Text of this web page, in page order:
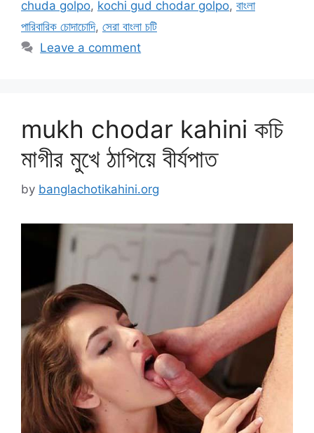
chuda golpo, kochi gud chodar golpo, বাংলা
পারিবারিক চোদাচোদি, সেরা বাংলা চটি
Leave a comment
mukh chodar kahini কচি
মাগীর মুখে ঠাপিয়ে বীর্যপাত
by banglachotikahini.org